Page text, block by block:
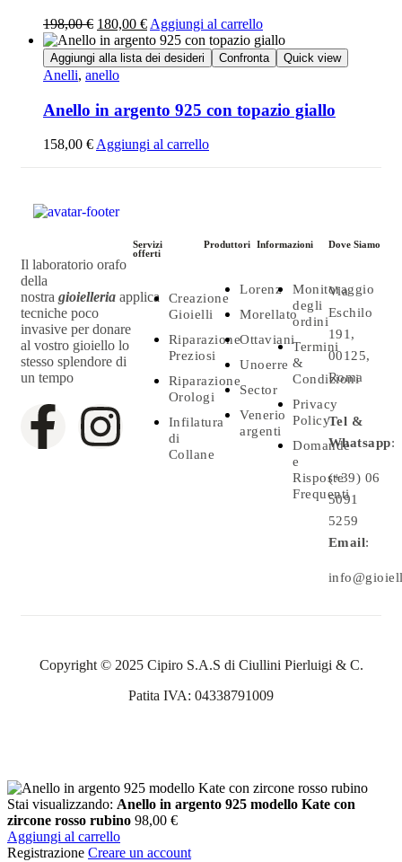
198,00€ 180,00 € Aggiungi al carrello
Aggiungi alla lista dei desideri Confronta Quick view
Anelli, anello
Anello in argento 925 con topazio giallo
158,00 € Aggiungi al carrello
Il laboratorio orafo
della
nostra gioielleria applica
tecniche poco
invasive per donare
al vostro gioiello lo
stesso splendore di
un tempo
Servizi
offerti
Creazione
Gioielli
Riparazione
Preziosi
Riparazione
Orologi
Infilatura
di
Collane
Produttori
Lorenz
Morellato
Ottaviani
Unoerre
Sector
Venerio
argenti
Informazioni
Monitoraggio
degli
ordini
Termini
&
Condizioni
Privacy
Policy
Domande
e
Risposte
Frequenti
Dove Siamo
Via
Eschilo
191,
00125,
Roma
Tel &
Whatsapp:
(+39) 06
5091
5259
Email:
Copyright © 2025 Cipiro S.A.S di Ciullini Pierluigi & C.
Patita IVA: 04338791009
Stai visualizzando: Anello in argento 925 modello Kate con
zircone rosso rubino 98,00 €
Aggiungi al carrello
Registrazione Creare un account